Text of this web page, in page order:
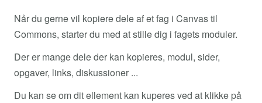
Når du gerne vil kopiere dele af et fag i Canvas til
Commons, starter du med at stille dig i fagets moduler.
Der er mange dele der kan kopieres, modul, sider,
opgaver, links, diskussioner ...
Du kan se om dit ellement kan kuperes ved at klikke på